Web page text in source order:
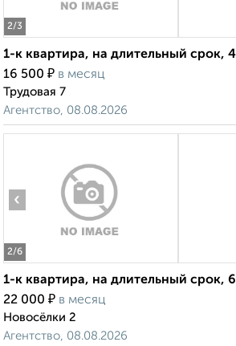
2/3
1-к квартира, на длительный срок,
16 500 ₽ в месяц
Трудовая 7
Агентство, 08.08.2026
2/6
‹
1-к квартира, на длительный срок,
22 000 ₽ в месяц
Новосёлки 2
Агентство, 08.08.2026